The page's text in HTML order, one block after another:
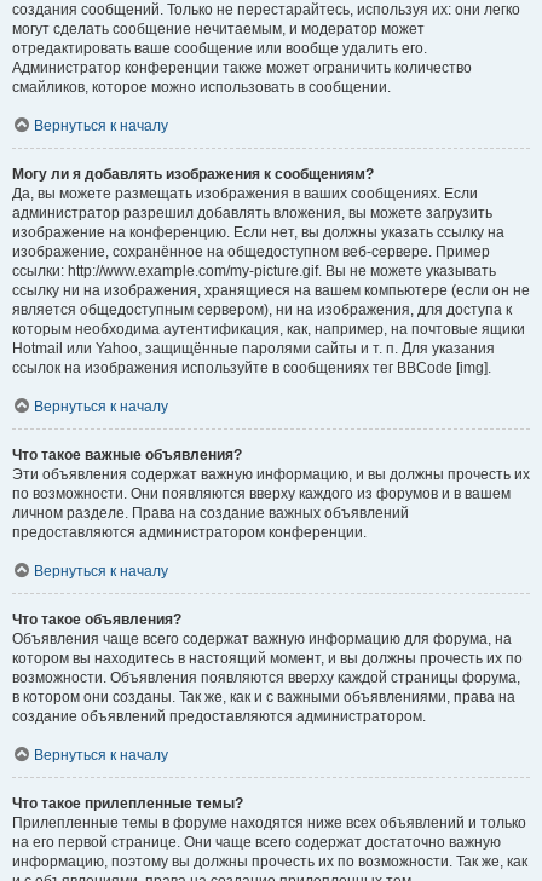
создания сообщений. Только не перестарайтесь, используя их: они легко
могут сделать сообщение нечитаемым, и модератор может
отредактировать ваше сообщение или вообще удалить его.
Администратор конференции также может ограничить количество
смайликов, которое можно использовать в сообщении.
Вернуться к началу
Могу ли я добавлять изображения к сообщениям?
Да, вы можете размещать изображения в ваших сообщениях. Если
администратор разрешил добавлять вложения, вы можете загрузить
изображение на конференцию. Если нет, вы должны указать ссылку на
изображение, сохранённое на общедоступном веб-сервере. Пример
ссылки: http://www.example.com/my-picture.gif. Вы не можете указывать
ссылку ни на изображения, хранящиеся на вашем компьютере (если он не
является общедоступным сервером), ни на изображения, для доступа к
которым необходима аутентификация, как, например, на почтовые ящики
Hotmail или Yahoo, защищённые паролями сайты и т. п. Для указания
ссылок на изображения используйте в сообщениях тег BBCode [img].
Вернуться к началу
Что такое важные объявления?
Эти объявления содержат важную информацию, и вы должны прочесть их
по возможности. Они появляются вверху каждого из форумов и в вашем
личном разделе. Права на создание важных объявлений
предоставляются администратором конференции.
Вернуться к началу
Что такое объявления?
Объявления чаще всего содержат важную информацию для форума, на
котором вы находитесь в настоящий момент, и вы должны прочесть их по
возможности. Объявления появляются вверху каждой страницы форума,
в котором они созданы. Так же, как и с важными объявлениями, права на
создание объявлений предоставляются администратором.
Вернуться к началу
Что такое прилепленные темы?
Прилепленные темы в форуме находятся ниже всех объявлений и только
на его первой странице. Они чаще всего содержат достаточно важную
информацию, поэтому вы должны прочесть их по возможности. Так же, как